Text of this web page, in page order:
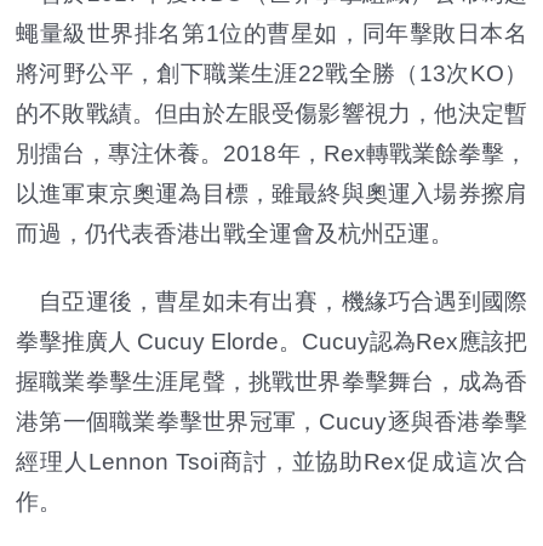
蠅量級世界排名第1位的曹星如，同年擊敗日本名
將河野公平，創下職業生涯22戰全勝（13次KO）
的不敗戰績。但由於左眼受傷影響視力，他決定暫
別擂台，專注休養。2018年，Rex轉戰業餘拳擊，
以進軍東京奧運為目標，雖最終與奧運入場券擦肩
而過，仍代表香港出戰全運會及杭州亞運。
自亞運後，曹星如未有出賽，機緣巧合遇到國際
拳擊推廣人 Cucuy Elorde。Cucuy認為Rex應該把
握職業拳擊生涯尾聲，挑戰世界拳擊舞台，成為香
港第一個職業拳擊世界冠軍，Cucuy逐與香港拳擊
經理人Lennon Tsoi商討，並協助Rex促成這次合
作。